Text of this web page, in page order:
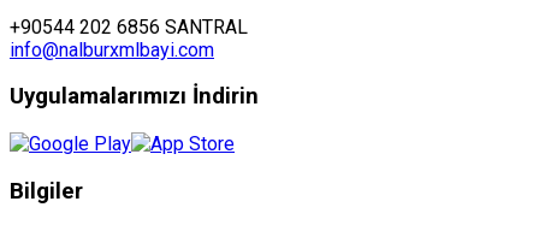
+90544 202 6856 SANTRAL
info@nalburxmlbayi.com
Uygulamalarımızı İndirin
Bilgiler